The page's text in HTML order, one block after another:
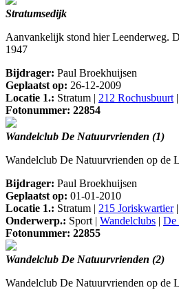
Stratumsedijk
Aanvankelijk stond hier Leenderweg.
1947
Bijdrager: Paul Broekhuijsen
Geplaatst op: 26-12-2009
Locatie 1.: Stratum | 212 Rochusbuurt |
Fotonummer: 22854
Wandelclub De Natuurvrienden (1)
Wandelclub De Natuurvrienden op de
Bijdrager: Paul Broekhuijsen
Geplaatst op: 01-01-2010
Locatie 1.: Stratum | 215 Joriskwartier|
Onderwerp.: Sport | Wandelclubs | De
Fotonummer: 22855
Wandelclub De Natuurvrienden (2)
Wandelclub De Natuurvrienden op de